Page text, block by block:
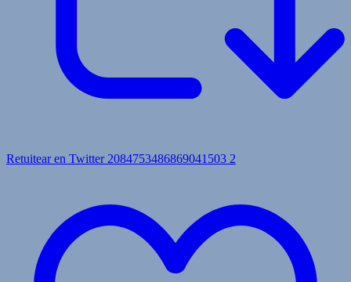
Retuitear en Twitter 2084753486869041503 2